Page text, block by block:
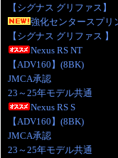
【シグナス グリファス】
強化センタースプリ
【シグナス グリファス 】
Nexus RS NT
【ADV160】(8BK)
JMCA承認
23～25年モデル共通
Nexus RS S
【ADV160】(8BK)
JMCA承認
23～25年モデル共通